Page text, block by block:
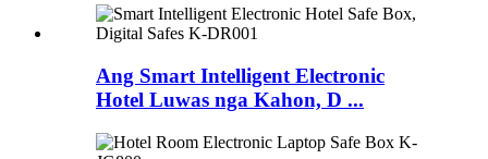
Ang Smart Intelligent Electronic
Hotel Luwas nga Kahon, D ...